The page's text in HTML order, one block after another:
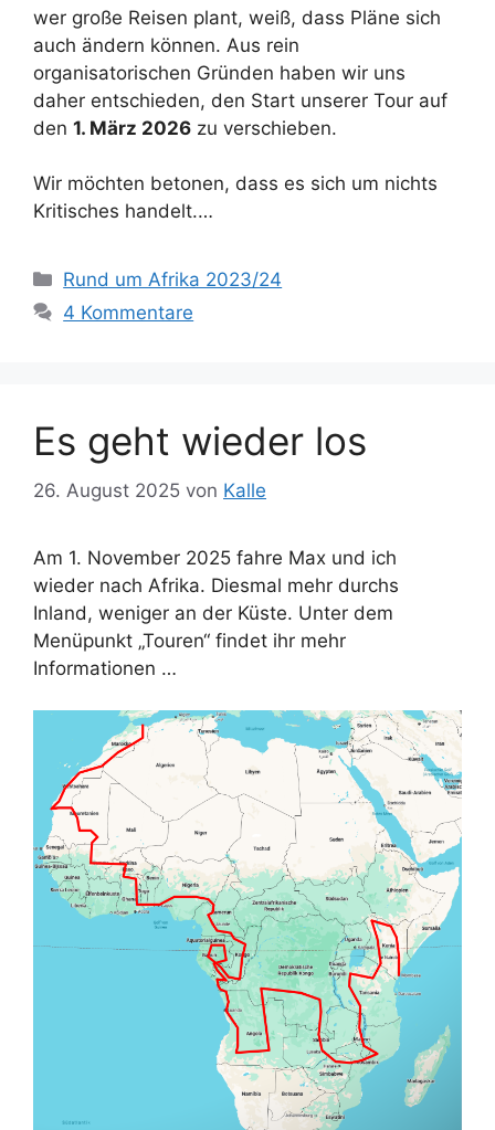
wer große Reisen plant, weiß, dass Pläne sich
auch ändern können. Aus rein
organisatorischen Gründen haben wir uns
daher entschieden, den Start unserer Tour auf
den 1. März 2026 zu verschieben.
Wir möchten betonen, dass es sich um nichts
Kritisches handelt.…
Kategorien
Rund um Afrika 2023/24
4 Kommentare
Es geht wieder los
26. August 2025 von Kalle
Am 1. November 2025 fahre Max und ich
wieder nach Afrika. Diesmal mehr durchs
Inland, weniger an der Küste. Unter dem
Menüpunkt „Touren“ findet ihr mehr
Informationen …